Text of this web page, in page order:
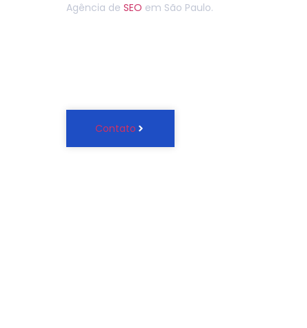
Agência de SEO em São Paulo.
Contato